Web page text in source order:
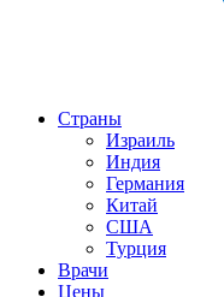
Страны
Израиль
Индия
Германия
Китай
США
Турция
Врачи
Цены